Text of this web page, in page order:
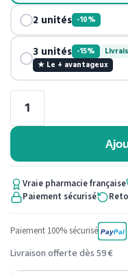
2 unités -10%
3 unités -15%
★ Le + avantageux
Vraie pharmacie française
Paiement sécurisé
Paiement 100% sécurisé PayPal
Livraison offerte dès 59 €